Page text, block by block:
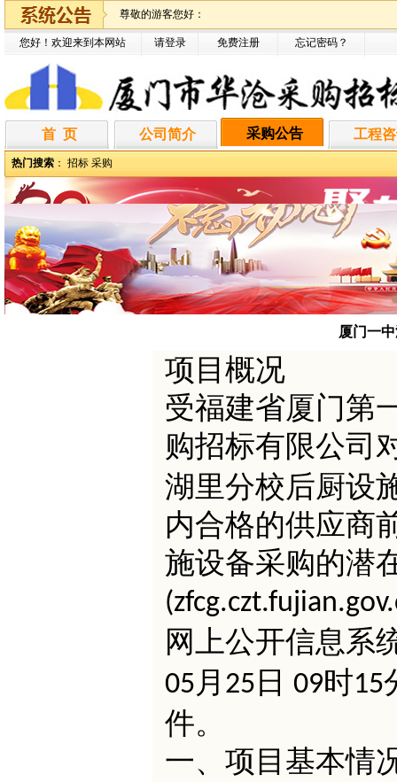
尊敬的游客您好：
您好！欢迎来到本网站 请登录 免费注册 忘记密码？
首 页 公司简介 采购公告 工程
热门搜索 ： 招标 采购
厦门一
项目概况
受福建省厦门第
购招标有限公司
湖里分校后厨设
内合格的供应商
施设备采购的潜
网上公开信息系
05 月 25 日 09时15
件。
一、项目基本情